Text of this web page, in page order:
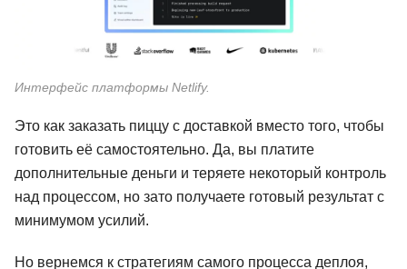
Интерфейс платформы Netlify.
Это как заказать пиццу с доставкой вместо того, чтобы
готовить её самостоятельно. Да, вы платите
дополнительные деньги и теряете некоторый контроль
над процессом, но зато получаете готовый результат с
минимумом усилий.
Но вернемся к стратегиям самого процесса деплоя,